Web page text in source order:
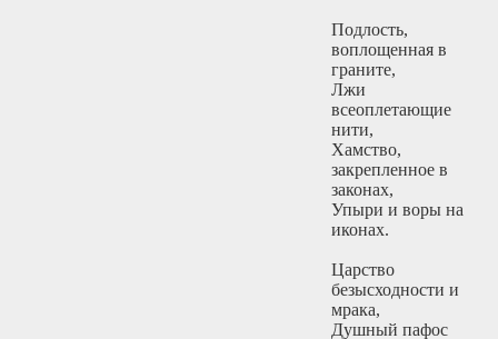
Подлость,
воплощенная в
граните,
Лжи
всеоплетающие
нити,
Хамство,
закрепленное в
законах,
Упыри и воры на
иконах.
Царство
безысходности и
мрака,
Душный пафос